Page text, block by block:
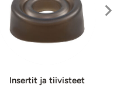
Insertit ja tiivisteet